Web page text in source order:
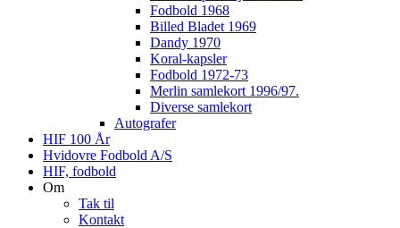
Fodbold 1968
Billed Bladet 1969
Dandy 1970
Koral-kapsler
Fodbold 1972-73
Merlin samlekort 1996/97.
Diverse samlekort
Autografer
HIF 100 År
Hvidovre Fodbold A/S
HIF, fodbold
Om
Tak til
Kontakt